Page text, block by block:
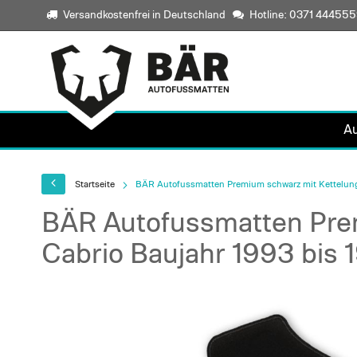
Versandkostenfrei in Deutschland Hotline: 0371
Startseite BÄR Autofussmatten Premium schwarz mit
BÄR Autofussmatten
Cabrio Baujahr 1993 bis